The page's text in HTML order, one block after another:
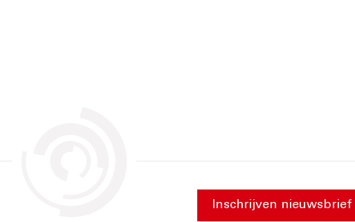
Inschrijven nieuwsbrief